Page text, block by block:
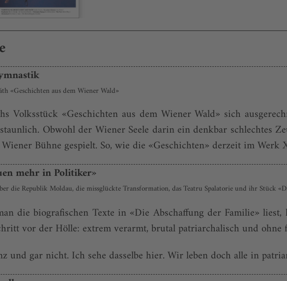
«Geschichten aus dem Wiener Wald»
Volksstück «Geschichten aus dem Wiener Wald» sich
Obwohl der Wiener Seele darin ein denkbar schlechtes
Bühne gespielt. So, wie die «Geschichten» derzeit im Werk
mehr in Politiker»
die Republik Moldau, die missglückte Transformation, das Teatru Spalatorie und ihr Stück
die biografischen Texte in «Die Abschaffung der Familie»
vor der Hölle: extrem verarmt, brutal patriarchalisch und ohne
und gar nicht. Ich sehe dasselbe hier. Wir leben doch alle in